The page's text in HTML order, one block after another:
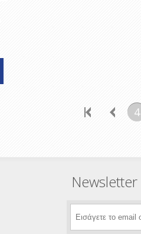
4
Newsletter